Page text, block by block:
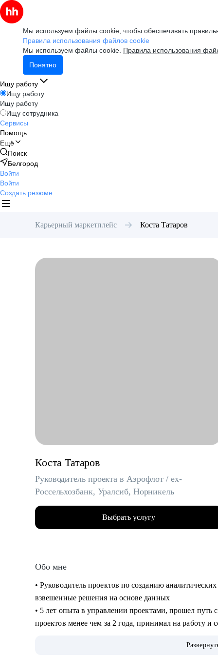
Мы используем файлы cookie, чтобы обеспечивать
Правила использования файлов cookie
Мы используем файлы cookie. Правила использования
Понятно
Ищу работу
Ищу работу
Ищу работу
Ищу сотрудника
Сервисы
Помощь
Ещё
Поиск
Белгород
Войти
Войти
Создать резюме
Карьерный маркетплейс Коста Татаров
Коста Татаров
Руководитель проекта в Аэрофлот / ex-
Россельхозбанк, Уралсиб, Норникель
Выбрать услугу
Обо мне
• Руководитель проектов по созданию
взвешенные решения на основе данных
• 5 лет опыта в управлении проектами, прошел путь
проектов менее чем за 2 года, принимал на работу и
• Знаю, как перейти в ИТ без опыта и навыков